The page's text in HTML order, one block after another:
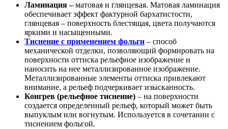
Ламинация –матовая и глянцевая. Матовая ламинация
обеспечивает эффект фактурной бархатистости,
глянцевая – поверхность блестящая, цвета получаются
яркими и насыщенными.
Тиснение с применением фольги – способ
механической отделки, позволяющий формировать на
поверхности оттиска рельефное изображение и
наносить на нее металлизированное изображение.
Металлизированные элементы оттиска привлекают
внимание, а рельеф подчеркивает изысканность.
Конгрев (рельефное тиснение) – на поверхности
создается определенный рельеф, который может быть
выпуклым или вогнутым. Используется в сочетании с
тиснением фольгой.